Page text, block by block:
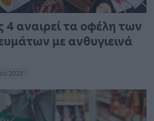
4 αναιρεί τα οφέλη των
με ανθυγιεινά
2023